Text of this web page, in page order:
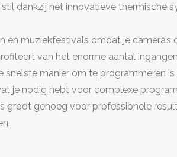
dankzij het innovatieve thermische
muziekfestivals omdat je
van het enorme aantal
manier om te programmeren
je nodig hebt voor complexe
genoeg voor professionele